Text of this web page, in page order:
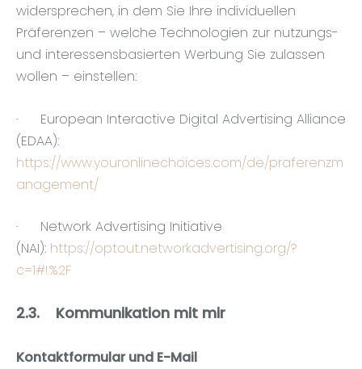
widersprechen, in dem Sie Ihre individuellen
Präferenzen – welche Technologien zur nutzungs-
und interessensbasierten Werbung Sie zulassen
wollen – einstellen:
·
European Interactive Digital Advertising Alliance
(EDAA):
https://www.youronlinechoices.com/de/praferenzm
anagement/
·
Network Advertising Initiative
(NAI): https://optout.networkadvertising.org/?
c=1#!%2F
2.3. Kommunikation mit mir
Kontaktformular und E-Mail